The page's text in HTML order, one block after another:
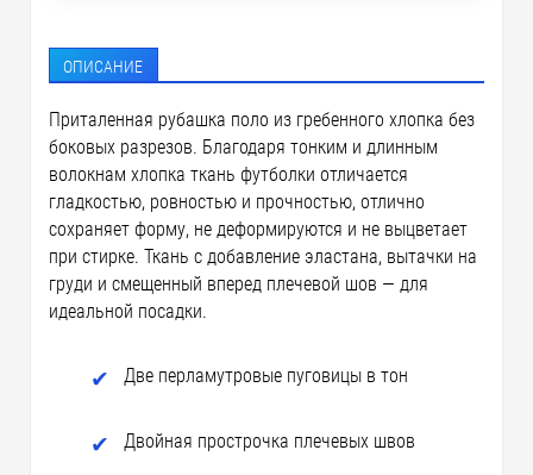
ОПИСАНИЕ
Приталенная рубашка поло из гребенного хлопка без
боковых разрезов. Благодаря тонким и длинным
волокнам хлопка ткань футболки отличается
гладкостью, ровностью и прочностью, отлично
сохраняет форму, не деформируются и не выцветает
при стирке. Ткань с добавление эластана, вытачки на
груди и смещенный вперед плечевой шов — для
идеальной посадки.
Две перламутровые пуговицы в тон
Двойная прострочка плечевых швов